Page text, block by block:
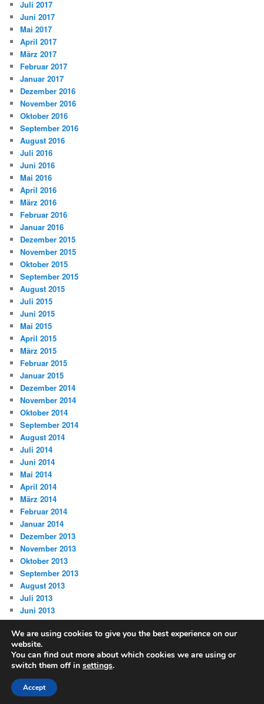
Juli 2017
Juni 2017
Mai 2017
April 2017
März 2017
Februar 2017
Januar 2017
Dezember 2016
November 2016
Oktober 2016
September 2016
August 2016
Juli 2016
Juni 2016
Mai 2016
April 2016
März 2016
Februar 2016
Januar 2016
Dezember 2015
November 2015
Oktober 2015
September 2015
August 2015
Juli 2015
Juni 2015
Mai 2015
April 2015
März 2015
Februar 2015
Januar 2015
Dezember 2014
November 2014
Oktober 2014
September 2014
August 2014
Juli 2014
Juni 2014
Mai 2014
April 2014
März 2014
Februar 2014
Januar 2014
Dezember 2013
November 2013
Oktober 2013
September 2013
August 2013
Juli 2013
Juni 2013
Datenschutz Stolz präsentiert von WordPress
We are using cookies to give you the best experience on our
website.
You can find out more about which cookies we are using or
switch them off in settings.
Accept